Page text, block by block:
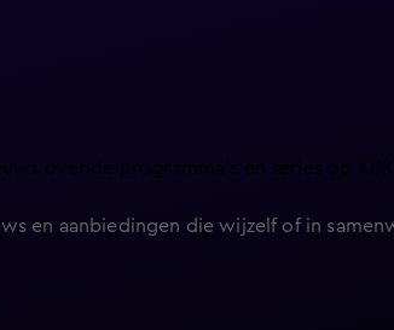
over de programma’s en series op KIJK.
en aanbiedingen die wijzelf of in